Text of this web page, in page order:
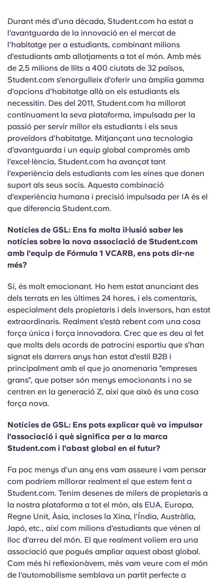
Portuguese
Durant més d'una dècada, Student.com ha estat a
l'avantguarda de la innovació en el mercat de
l'habitatge per a estudiants, combinant milions
d'estudiants amb allotjaments a tot el món. Amb més
de 2,5 milions de llits a 400 ciutats de 32 països,
Student.com s'enorgulleix d'oferir una àmplia gamma
d'opcions d'habitatge allà on els estudiants els
necessitin. Des del 2011, Student.com ha millorat
contínuament la seva plataforma, impulsada per la
passió per servir millor els estudiants i els seus
proveïdors d'habitatge. Mitjançant una tecnologia
d'avantguarda i un equip global compromès amb
l'excel·lència, Student.com ha avançat tant
l'experiència dels estudiants com les eines que donen
suport als seus socis. Aquesta combinació
d'experiència humana i precisió impulsada per IA és el
que diferencia Student.com.
Notícies de GSL: Ens fa molta il·lusió saber les
notícies sobre la nova associació de Student.com
amb l'equip de Fórmula 1 VCARB, ens pots dir-ne
més?
Sí, és molt emocionant. Ho hem estat anunciant des
dels terrats en les últimes 24 hores, i els comentaris,
especialment dels propietaris i dels inversors, han estat
extraordinaris. Realment s'està rebent com una cosa
força única i força innovadora. Crec que es deu al fet
que molts dels acords de patrocini esportiu que s'han
signat els darrers anys han estat d'estil B2B i
principalment amb el que jo anomenaria "empreses
grans", que potser són menys emocionants i no se
centren en la generació Z, així que això és una cosa
força nova.
Notícies de GSL: Ens pots explicar què va impulsar
l'associació i què significa per a la marca
Student.com i l'abast global en el futur?
Fa poc menys d'un any ens vam asseure i vam pensar
com podríem millorar realment el que estem fent a
Student.com. Tenim desenes de milers de propietaris a
la nostra plataforma a tot el món, als EUA, Europa,
Regne Unit, Àsia, incloses la Xina, l'Índia, Austràlia,
Japó, etc., així com milions d'estudiants que vénen al
lloc d'arreu del món. El que realment volíem era una
associació que pogués ampliar aquest abast global.
Com més hi reflexionàvem, més vam veure com el món
de l'automobilisme semblava un partit perfecte a